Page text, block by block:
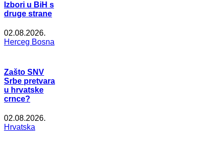
Izbori u BiH s
druge strane
02.08.2026.
Herceg Bosna
Zašto SNV
Srbe pretvara
u hrvatske
crnce?
02.08.2026.
Hrvatska